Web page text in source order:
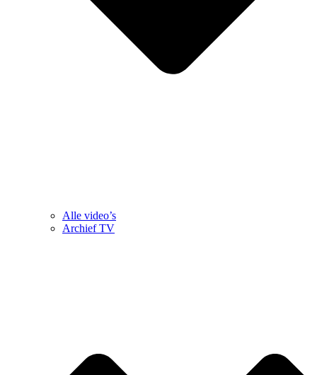
Alle video’s
Archief TV